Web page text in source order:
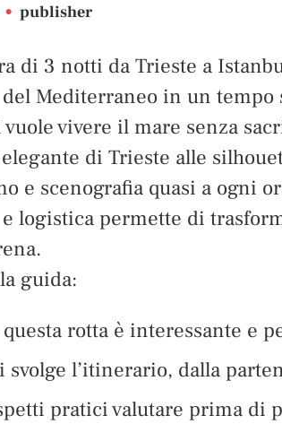
• publisher
di 3 notti da Trieste a
del Mediterraneo in un
vuole vivere il mare senza
di Trieste alle
e scenografia quasi a ogni
logistica permette di
guida:
rotta è interessante e
svolge l’itinerario, dalla
pratici valutare prima di